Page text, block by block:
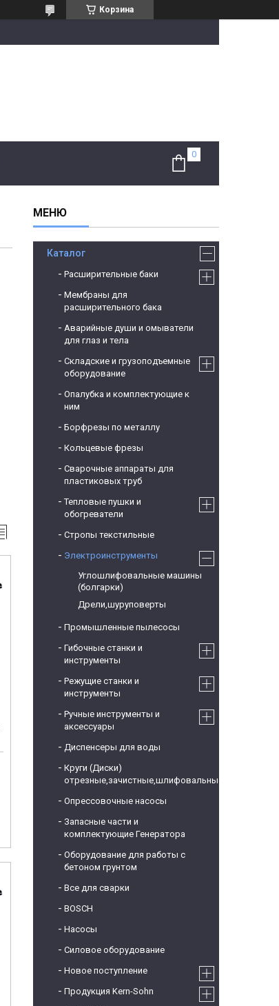
Корзина
Каталог
Расширительные баки
Мембраны для
расширительного бака
Аварийные души и омыватели
для глаз и тела
Складские и грузоподъемные
оборудование
Опалубка и комплектующие к
ним
Борфрезы по металлу
Кольцевые фрезы
Сварочные аппараты для
пластиковых труб
Тепловые пушки и
обогреватели
Стропы текстильные
Электроинструменты
Углошлифовальные машины
(болгарки)
Дрели,шуруповерты
Промышленные пылесосы
Гибочные станки и
инструменты
Режущие станки и
инструменты
Ручные инструменты и
аксессуары
Диспенсеры для воды
Круги (Диски)
отрезные,зачистные,шлифовальные
Опрессовочные насосы
Запасные части и
комплектующие Генератора
Оборудование для работы с
бетоном грунтом
Все для сварки
BOSCH
Насосы
Силовое оборудование
Новое поступление
Продукция Kern-Sohn